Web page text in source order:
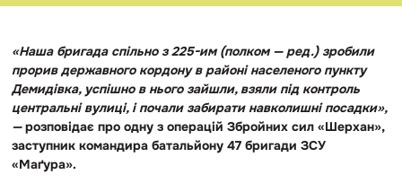
«Наша бригада спільно з 225-им (полком — ред.) зробили
прорив державного кордону в районі населеного пункту
Демидівка, успішно в нього зайшли, взяли під контроль
центральні вулиці, і почали забирати навколишні посадки»,
—розповідає про одну з операцій Збройних сил «Шерхан»,
заступник командира батальйону 47 бригади ЗСУ
«Маґура».